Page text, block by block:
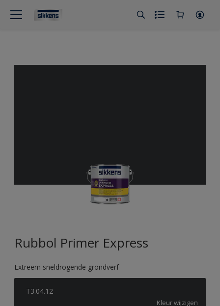
Rubbol Primer Express
Extreem sneldrogende grondverf
T3.04.12
Kleur wijzigen